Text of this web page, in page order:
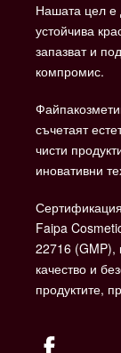
Нашата цел е
устойчива
запазват и
компромис.
съчетаят
чисти
иновативни
Faipa
22716 (GMP),
качество и
продуктите,